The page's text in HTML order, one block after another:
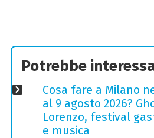
Potrebbe
Cosa fare a Milano
al 9 agosto 2026?
Lorenzo, festival
e musica